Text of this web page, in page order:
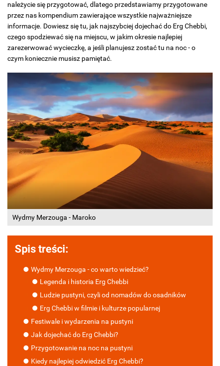
należycie się przygotować, dlatego przedstawiamy przygotowane
przez nas kompendium zawierające wszystkie najważniejsze
informacje. Dowiesz się tu, jak najszybciej dojechać do Erg Chebbi,
czego spodziewać się na miejscu, w jakim okresie najlepiej
zarezerwować wycieczkę, a jeśli planujesz zostać tu na noc - o
czym koniecznie musisz pamiętać.
Wydmy Merzouga - Maroko
Spis treści:
Wydmy Merzouga - co warto wiedzieć?
Legenda i historia Erg Chebbi
Ludzie pustyni, czyli od nomadów do osadników
Erg Chebbi w filmie i kulturze popularnej
Festiwale i wydarzenia na pustyni
Jak dojechać do Erg Chebbi?
Przygotowanie na noc na pustyni
Kiedy najlepiej odwiedzić Erg Chebbi?